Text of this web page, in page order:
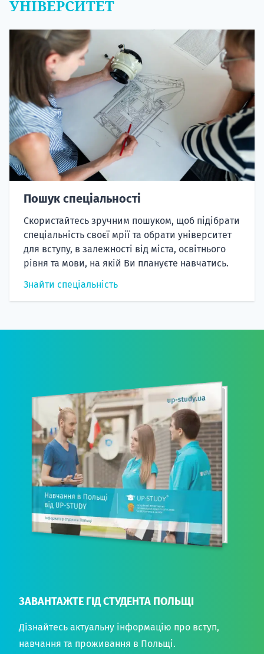
УНІВЕРСИТЕТ
Пошук спеціальності
Скористайтесь зручним пошуком, щоб підібрати
спеціальність своєї мрії та обрати університет
для вступу, в залежності від міста, освітнього
рівня та мови, на якій Ви плануєте навчатись.
Знайти спеціальність
ЗАВАНТАЖТЕ ГІД СТУДЕНТА ПОЛЬЩІ
Дізнайтесь актуальну інформацію про вступ,
навчання та проживання в Польщі.